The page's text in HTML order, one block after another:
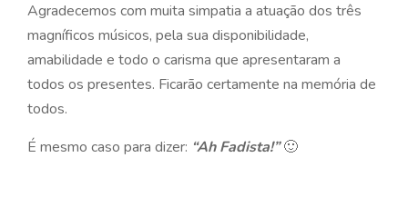
Agradecemos com muita simpatia a atuação dos três
magníficos músicos, pela sua disponibilidade,
amabilidade e todo o carisma que apresentaram a
todos os presentes. Ficarão certamente na memória de
todos.
É mesmo caso para dizer: “Ah Fadista!”🙂